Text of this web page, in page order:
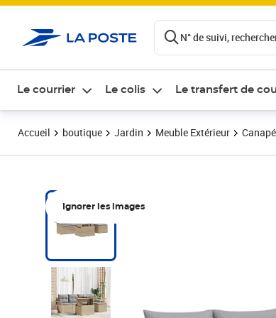
N° de suivi,
Le courrier Le colis Le transfert de
Accueil boutique Jardin Meuble Extérieur
Ignorer les images